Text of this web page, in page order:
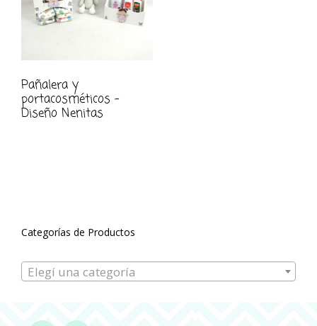
Pañalera y
portacosméticos –
Diseño Nenitas
Categorías de Productos
Elegí una categoría